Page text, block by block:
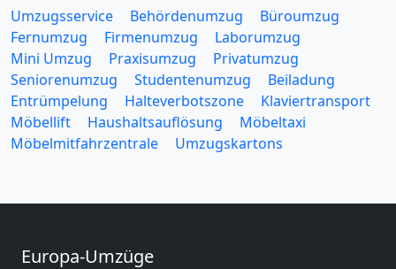
Umzugsservice Behördenumzug
Büroumzug
Fernumzug
Firmenumzug
Laborumzug
Mini Umzug
Praxisumzug
Privatumzug
Seniorenumzug
Studentenumzug
Beiladung
Entrümpelung
Halteverbotszone
Klaviertransport
Möbellift
Haushaltsauflösung
Möbeltaxi
Möbelmitfahrzentrale
Umzugskartons
Europa-Umzüge